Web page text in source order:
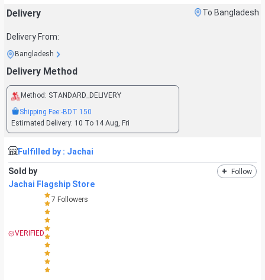
Delivery To Bangladesh
Delivery From:
Bangladesh
Delivery Method
Method: STANDARD_DELIVERY
Shipping Fee:-BDT 150
Estimated Delivery: 10 To 14 Aug, Fri
Fulfilled by : Jachai
Sold by + Follow
Jachai Flagship Store
VERIFIED
7 Followers